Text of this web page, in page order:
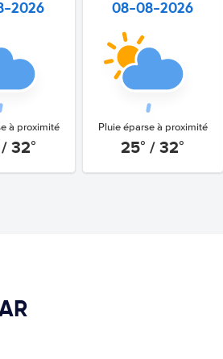
2026
à proximité
32°
08-08-2026
Pluie éparse à proximité
25° / 32°